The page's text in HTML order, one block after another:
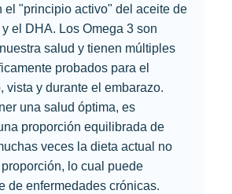
el "principio activo" del aceite de
el DHA. Los Omega 3 son
salud y tienen múltiples
probados para el
vista y durante el embarazo.
una salud óptima, es
proporción equilibrada de
veces la dieta actual no
lo cual puede
de enfermedades crónicas.